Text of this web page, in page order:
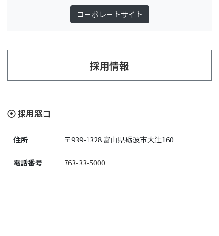
コーポレートサイト
採用情報
採用窓口
住所 〒939-1328富山県砺波市大辻160
電話番号 763-33-5000